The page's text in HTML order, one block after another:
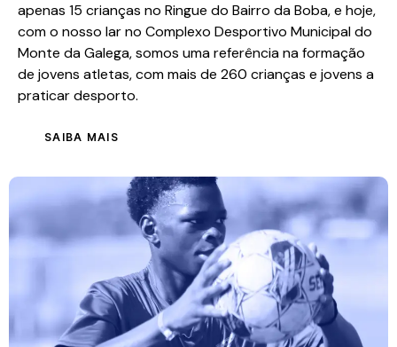
apenas 15 crianças no Ringue do Bairro da Boba, e hoje,
com o nosso lar no Complexo Desportivo Municipal do
Monte da Galega, somos uma referência na formação
de jovens atletas, com mais de 260 crianças e jovens a
praticar desporto.
SAIBA MAIS